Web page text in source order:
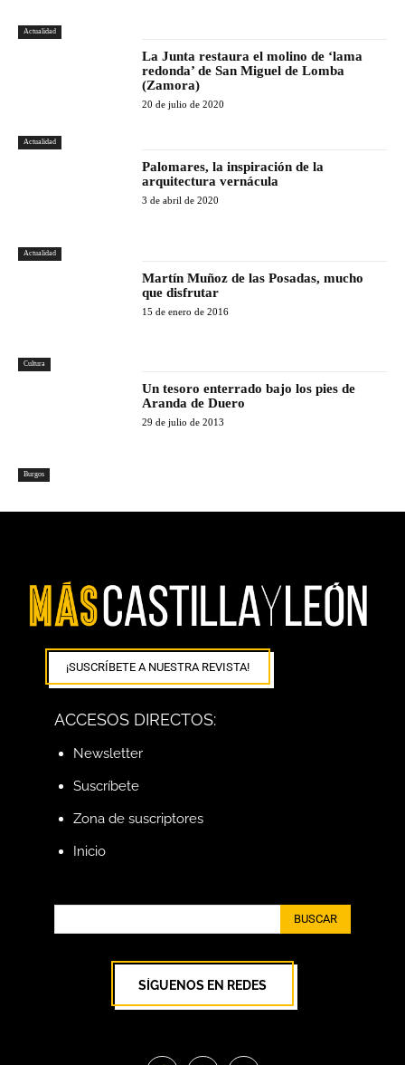
Actualidad
Actualidad
La Junta restaura el molino de ‘lama
redonda’ de San Miguel de Lomba
(Zamora)
20 de julio de 2020
Actualidad
Palomares, la inspiración de la
arquitectura vernácula
3 de abril de 2020
Cultura
Martín Muñoz de las Posadas, mucho
que disfrutar
15 de enero de 2016
Burgos
Un tesoro enterrado bajo los pies de
Aranda de Duero
29 de julio de 2013
¡SUSCRÍBETE A NUESTRA REVISTA!
ACCESOS DIRECTOS:
Newsletter
Suscríbete
Zona de suscriptores
Inicio
BUSCAR
SÍGUENOS EN REDES